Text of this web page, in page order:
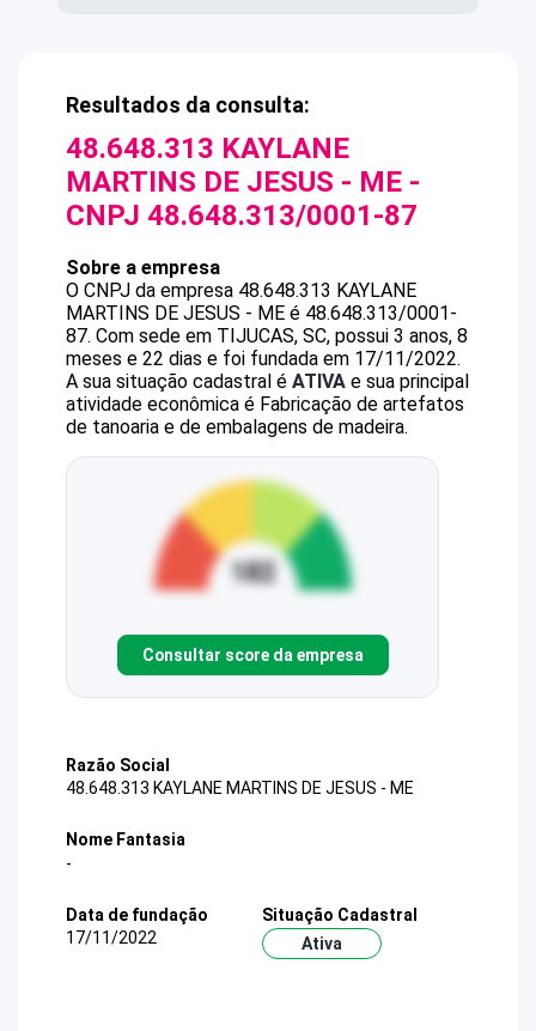
Resultados da consulta:
48.648.313 KAYLANE
MARTINS DE JESUS - ME -
CNPJ 48.648.313/0001-87
Sobre a empresa
O CNPJ da empresa 48.648.313 KAYLANE
MARTINS DE JESUS - ME é 48.648.313/0001-
87. Com sede em TIJUCAS, SC, possui 3 anos, 8
meses e 22 dias e foi fundada em 17/11/2022.
A sua situação cadastral é ATIVA e sua principal
atividade econômica é Fabricação de artefatos
de tanoaria e de embalagens de madeira.
Consultar score da empresa
Razão Social
48.648.313 KAYLANE MARTINS DE JESUS - ME
Nome Fantasia
-
Data de fundação
17/11/2022
Situação Cadastral
Ativa